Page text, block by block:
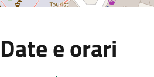
Date e orari